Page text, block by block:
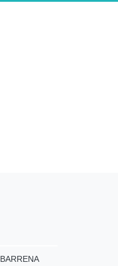
BARRENA